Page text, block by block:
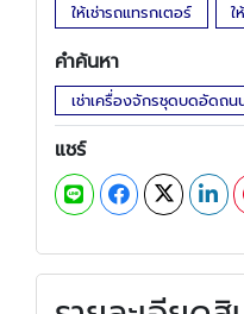
ให้เช่ารถแทรกเตอร์ ใ
คำค้นหา
เช่าเครื่องจักรชุดบดอัดถน
แชร์